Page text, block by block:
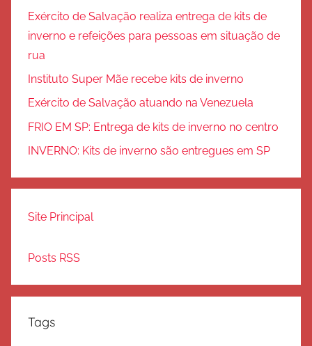
Exército de Salvação realiza entrega de kits de
inverno e refeições para pessoas em situação de
rua
Instituto Super Mãe recebe kits de inverno
Exército de Salvação atuando na Venezuela
FRIO EM SP: Entrega de kits de inverno no centro
INVERNO: Kits de inverno são entregues em SP
Site Principal
Posts RSS
Tags